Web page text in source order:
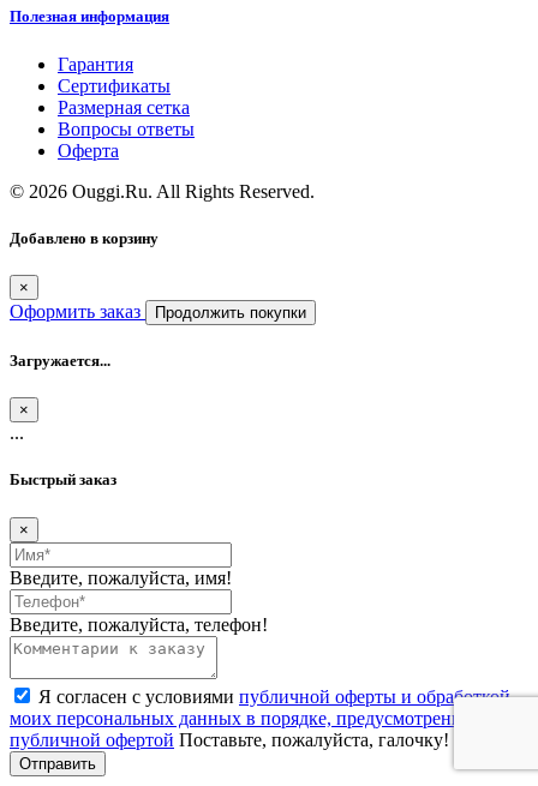
Полезная информация
Гарантия
Сертификаты
Размерная сетка
Вопросы ответы
Оферта
© 2026 Ouggi.Ru. All Rights Reserved.
Добавлено в корзину
×
Оформить заказ Продолжить покупки
Загружается...
×
...
Быстрый заказ
×
Введите, пожалуйста, имя!
Введите, пожалуйста, телефон!
Я согласен с условиями публичной оферты и обработкой
моих персональных данных в порядке, предусмотренном
публичной офертой Поставьте, пожалуйста, галочку!
Отправить